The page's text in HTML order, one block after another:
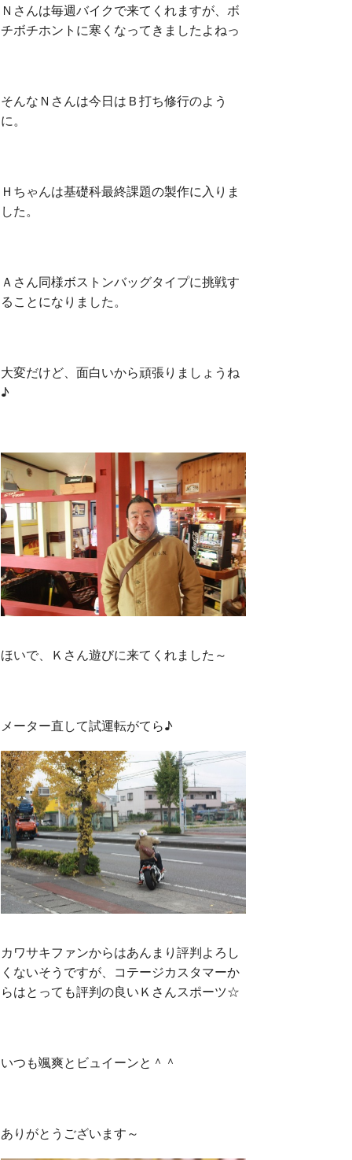
Ｎさんは毎週バイクで来てくれますが、ボ
チボチホントに寒くなってきましたよねっ
そんなＮさんは今日はＢ打ち修行のよう
に。
Ｈちゃんは基礎科最終課題の製作に入りま
した。
Ａさん同様ボストンバッグタイプに挑戦す
ることになりました。
大変だけど、面白いから頑張りましょうね
♪
ほいで、Ｋさん遊びに来てくれました～
メーター直して試運転がてら♪
カワサキファンからはあんまり評判よろし
くないそうですが、コテージカスタマーか
らはとっても評判の良いＫさんスポーツ☆
いつも颯爽とビュイーンと＾＾
ありがとうございます～